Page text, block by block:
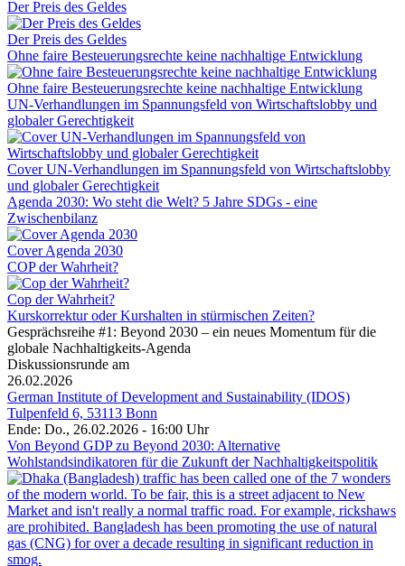
Der Preis des Geldes
Der Preis des Geldes
Ohne faire Besteuerungsrechte keine nachhaltige Entwicklung
Ohne faire Besteuerungsrechte keine nachhaltige Entwicklung
UN-Verhandlungen im Spannungsfeld von Wirtschaftslobby und
globaler Gerechtigkeit
Cover UN-Verhandlungen im Spannungsfeld von Wirtschaftslobby
und globaler Gerechtigkeit
Agenda 2030: Wo steht die Welt? 5 Jahre SDGs - eine
Zwischenbilanz
Cover Agenda 2030
COP der Wahrheit?
Cop der Wahrheit?
Kurskorrektur oder Kurshalten in stürmischen Zeiten?
Gesprächsreihe #1: Beyond 2030 – ein neues Momentum für die
globale Nachhaltigkeits-Agenda
Diskussionsrunde am
26.02.2026
German Institute of Development and Sustainability (IDOS)
Tulpenfeld 6, 53113 Bonn
Ende: Do., 26.02.2026 - 16:00 Uhr
Von Beyond GDP zu Beyond 2030: Alternative
Wohlstandsindikatoren für die Zukunft der Nachhaltigkeitspolitik